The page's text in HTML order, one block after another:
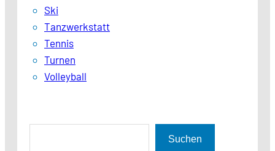
Ski
Tanzwerkstatt
Tennis
Turnen
Volleyball
Suchen